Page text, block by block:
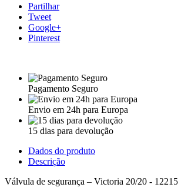
Partilhar
Tweet
Google+
Pinterest
Pagamento Seguro
Envio em 24h para Europa
15 dias para devolução
Dados do produto
Descrição
Válvula de segurança – Victoria 20/20 -